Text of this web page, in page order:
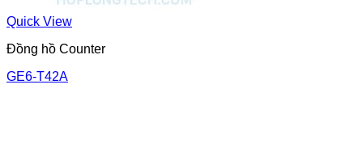
Quick View
Đồng hồ Counter
GE6-T42A